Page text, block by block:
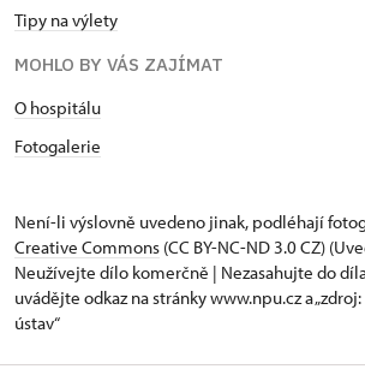
Tipy na výlety
MOHLO BY VÁS ZAJÍMAT
O hospitálu
Fotogalerie
Není-li výslovně uvedeno jinak, podléhají
Creative Commons (CC BY-NC-ND 3.0 CZ)
Neužívejte dílo komerčně | Nezasahujte do
uvádějte odkaz na stránky www.npu.cz a
ústav“